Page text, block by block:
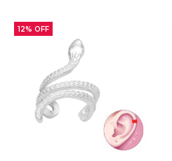
12% OFF